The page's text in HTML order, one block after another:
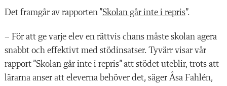
Det framgår av rapporten ”Skolan går inte i repris”.
– För att ge varje elev en rättvis chans måste skolan agera
snabbt och effektivt med stödinsatser. Tyvärr visar vår
rapport ”Skolan går inte i repris” att stödet uteblir, trots att
lärarna anser att eleverna behöver det, säger Åsa Fahlén,